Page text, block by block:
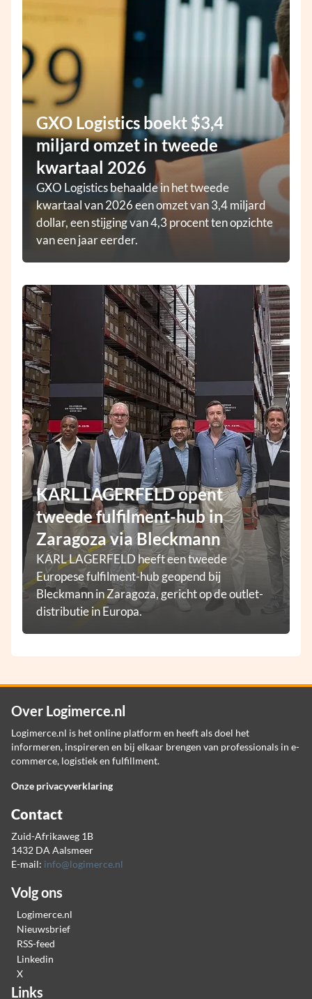
GXO Logistics boekt $3,4
miljard omzet in tweede
kwartaal 2026
GXO Logistics behaalde in het tweede
kwartaal van 2026 een omzet van 3,4 miljard
dollar, een stijging van 4,3 procent ten opzichte
van een jaar eerder.
KARL LAGERFELD opent
tweede fulfilment-hub in
Zaragoza via Bleckmann
KARL LAGERFELD heeft een tweede
Europese fulfilment-hub geopend bij
Bleckmann in Zaragoza, gericht op de outlet-
distributie in Europa.
Over Logimerce.nl
Logimerce.nl is het online platform en heeft als doel het
informeren, inspireren en bij elkaar brengen van professionals in e-
commerce, logistiek en fulfillment.
Onze privacyverklaring
Contact
Zuid-Afrikaweg 1B
1432 DA Aalsmeer
E-mail: info@logimerce.nl
Volg ons
Logimerce.nl
Nieuwsbrief
RSS-feed
Linkedin
X
Links